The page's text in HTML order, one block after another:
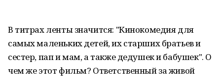
В титрах ленты значится: "Кинокомедия для
самых маленьких детей, их старших братьев и
сестер, пап и мам, а также дедушек и бабушек". О
чем же этот фильм? Ответственный за живой